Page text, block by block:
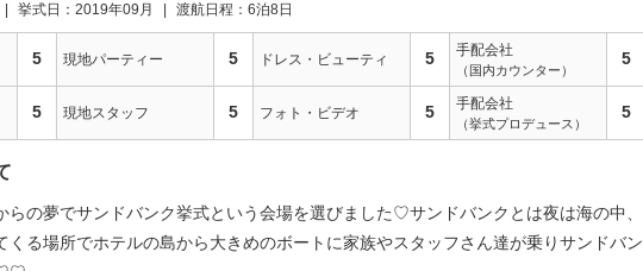
挙式日：2019年09月 渡航日程：6泊8日
5 現地パーティー 5 ドレス・ビューティ 5 手配会社
（国内カウンター）
5
5 現地スタッフ 5 フォト・ビデオ 5 手配会社
（挙式プロデュース）
5
らの夢でサンドバンク挙式という会場を選びました♡サンドバンクとは夜は海の中、
くる場所でホテルの島から大きめのボートに家族やスタッフさん達が乗りサンドバン